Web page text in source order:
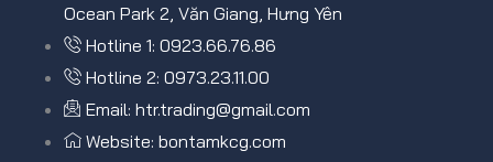
Ocean Park 2, Văn Giang, Hưng Yên
Hotline 1: 0923.66.76.86
Hotline 2: 0973.23.11.00
Email: htr.trading@gmail.com
Website: bontamkcg.com